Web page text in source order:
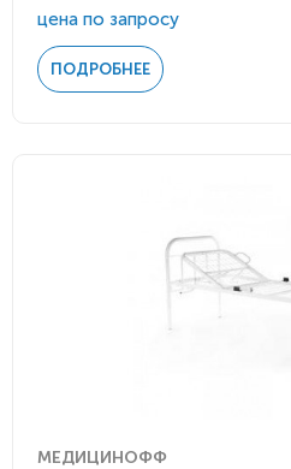
цена по запросу
ПОДРОБНЕЕ
МЕДИЦИНОФФ